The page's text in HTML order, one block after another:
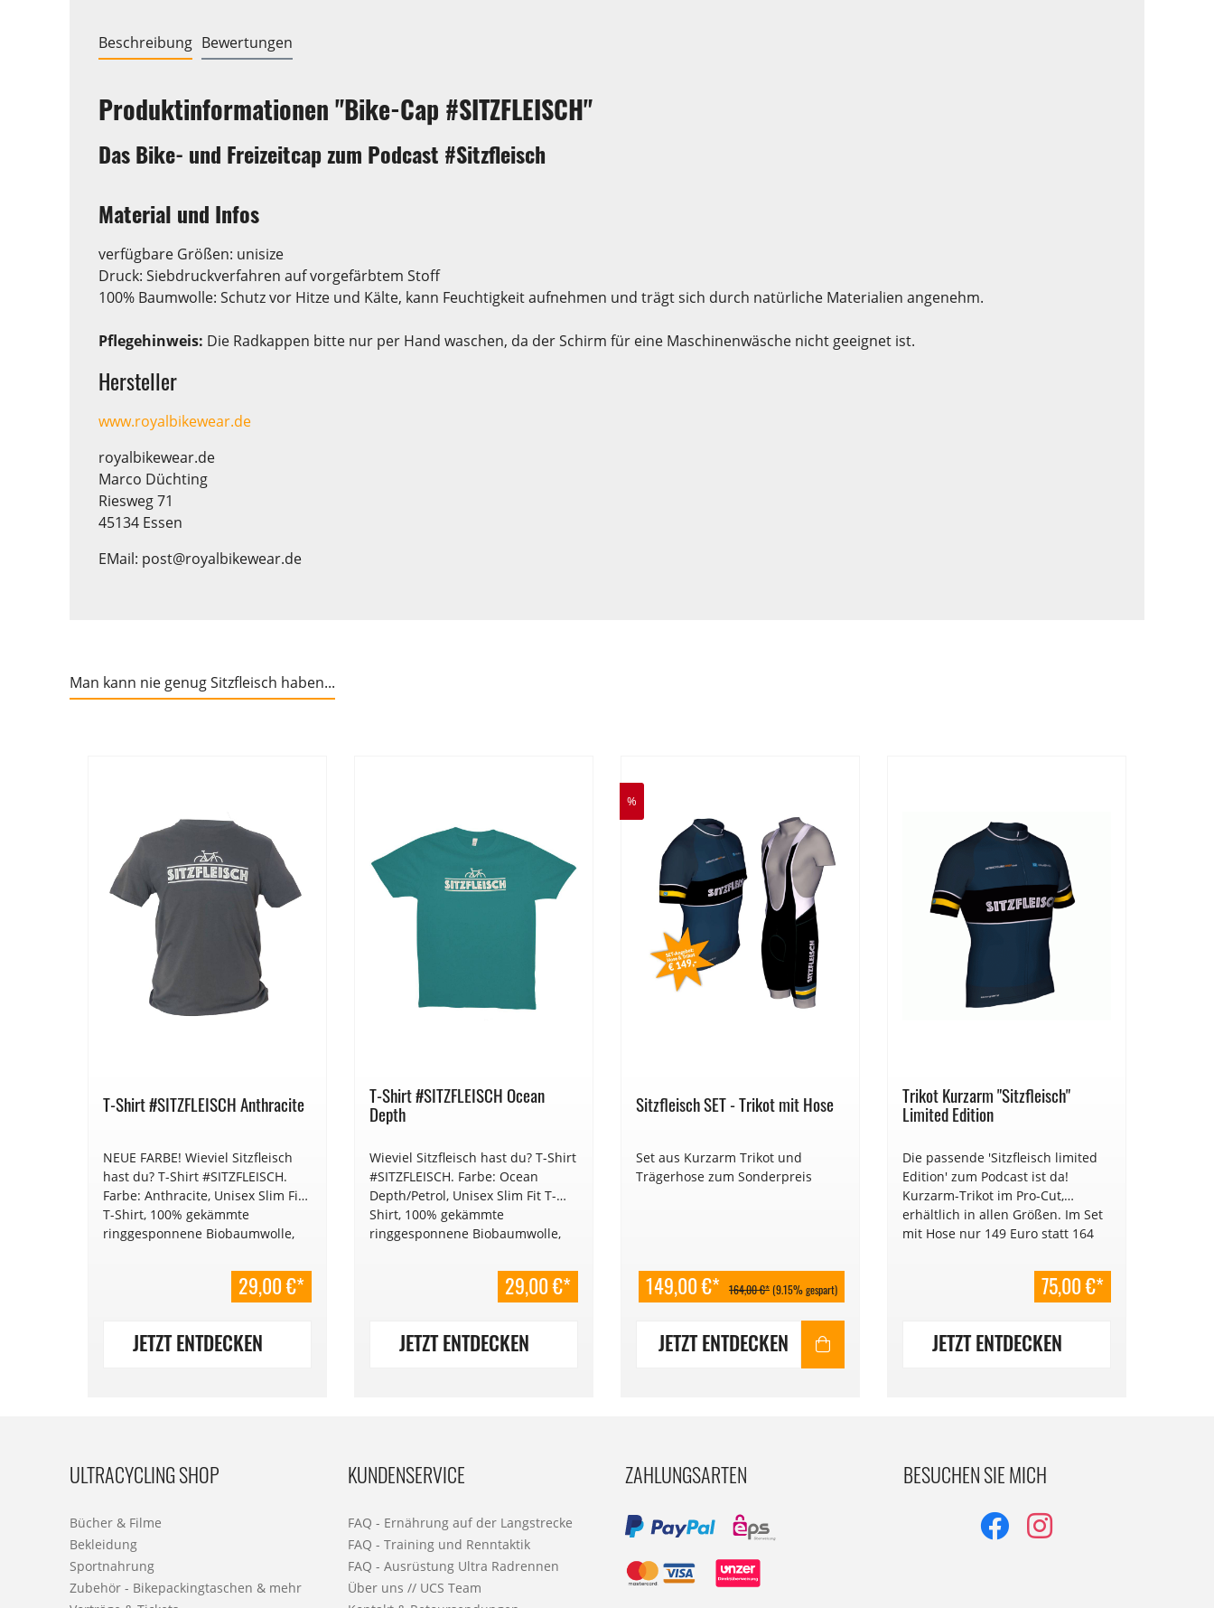
Beschreibung Bewertungen
Produktinformationen "Bike-Cap #SITZFLEISCH"
Das Bike- und Freizeitcap zum Podcast #Sitzfleisch
Material und Infos
verfügbare Größen: unisize
Druck: Siebdruckverfahren auf vorgefärbtem Stoff
100% Baumwolle: Schutz vor Hitze und Kälte, kann Feuchtigkeit aufnehmen und trägt sich durch natürliche Materialien angenehm.
Pflegehinweis: Die Radkappen bitte nur per Hand waschen, da der Schirm für eine Maschinenwäsche nicht geeignet ist.
Hersteller
www.royalbikewear.de
royalbikewear.de
Marco Düchting
Riesweg 71
45134 Essen
EMail: post@royalbikewear.de
Man kann nie genug Sitzfleisch haben...
T-Shirt #SITZFLEISCH Anthracite
NEUE FARBE! Wieviel Sitzfleisch
hast du? T-Shirt #SITZFLEISCH.
Farbe: Anthracite, Unisex Slim Fit
T-Shirt, 100% gekämmte
ringgesponnene Biobaumwolle,
29,00 €*
JETZT ENTDECKEN
T-Shirt #SITZFLEISCH Ocean
Depth
Wieviel Sitzfleisch hast du? T-Shirt
#SITZFLEISCH. Farbe: Ocean
Depth/Petrol, Unisex Slim Fit T-
Shirt, 100% gekämmte
ringgesponnene Biobaumwolle,
29,00 €*
JETZT ENTDECKEN
%
Sitzfleisch SET - Trikot mit Hose
Set aus Kurzarm Trikot und
Trägerhose zum Sonderpreis
149,00 €* 164,00 €*(9.15% gespart)
JETZT ENTDECKEN
Trikot Kurzarm "Sitzfleisch"
Limited Edition
Die passende 'Sitzfleisch limited
Edition' zum Podcast ist da!
Kurzarm-Trikot im Pro-Cut,
erhältlich in allen Größen. Im Set
mit Hose nur 149 Euro statt 164
75,00 €*
JETZT ENTDECKEN
ULTRACYCLING SHOP
Bücher & Filme
Bekleidung
Sportnahrung
Zubehör - Bikepackingtaschen & mehr
KUNDENSERVICE
FAQ - Ernährung auf der Langstrecke
FAQ - Training und Renntaktik
FAQ - Ausrüstung Ultra Radrennen
Über uns // UCS Team
ZAHLUNGSARTEN BESUCHEN SIE MICH